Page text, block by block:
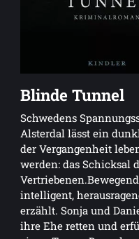
Blinde Tunnel
Schwedens
Alsterdal lässt ein
der Vergangenheit
werden: das Schicksal
intelligent,
erzählt. Sonja und
ihre Ehe retten und